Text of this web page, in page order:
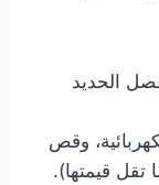
الحديد
وقص
تقل قيمتها).